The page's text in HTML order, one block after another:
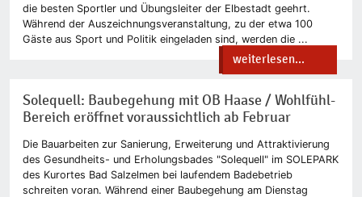
die besten Sportler und Übungsleiter der Elbestadt geehrt.
Während der Auszeichnungsveranstaltung, zu der etwa 100
Gäste aus Sport und Politik eingeladen sind, werden die ...
weiterlesen...
Solequell: Baubegehung mit OB Haase / Wohlfühl-
Bereich eröffnet voraussichtlich ab Februar
Die Bauarbeiten zur Sanierung, Erweiterung und Attraktivierung
des Gesundheits- und Erholungsbades "Solequell" im SOLEPARK
des Kurortes Bad Salzelmen bei laufendem Badebetrieb
schreiten voran. Während einer Baubegehung am Dienstag